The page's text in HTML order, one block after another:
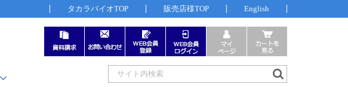
タカラバイオTOP 販売店様TOP English